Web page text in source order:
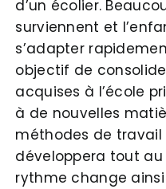
d’un écolier.
surviennent et
s’adapter
objectif de
acquises à l’école
à de nouvelles
méthodes de travail
développera tout au
rythme change